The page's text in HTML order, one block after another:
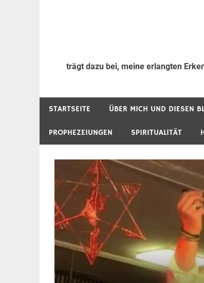
trägt dazu bei, meine erlangten
STARTSEITE ÜBER MICH UND DIESEN
PROPHEZEIUNGEN SPIRITUALITÄT